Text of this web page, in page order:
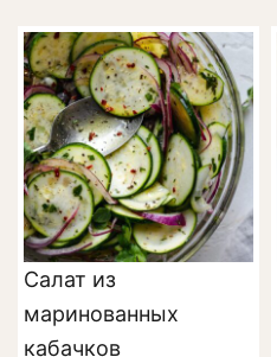
Салат из
маринованных
кабачков